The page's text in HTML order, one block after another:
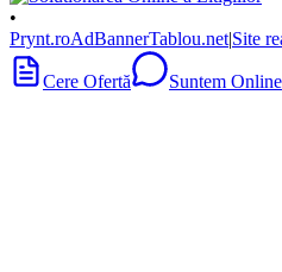
•
Prynt.roAdBannerTablou.net|Site
Cere Ofertă Suntem Online